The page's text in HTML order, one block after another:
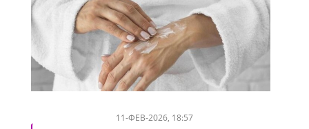
11-ФЕВ-2026, 18:57